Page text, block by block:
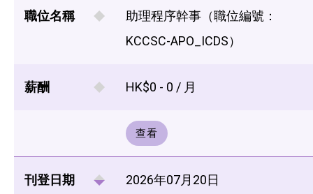
職位名稱
助理程序幹事（職位編號：
KCCSC-APO_ICDS）
薪酬 HK$0 - 0 / 月
查看
刊登日期 2026年07月20日